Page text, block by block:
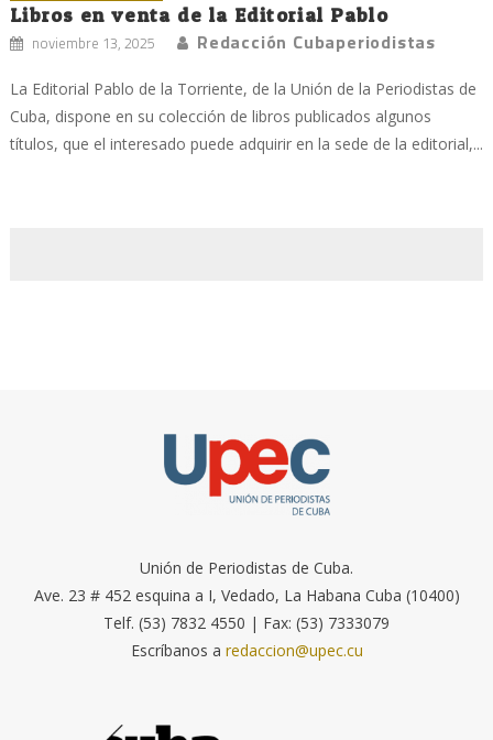
Libros en venta de la Editorial Pablo
noviembre 13, 2025 Redacción Cubaperiodistas
La Editorial Pablo de la Torriente, de la Unión de la Periodistas de
Cuba, dispone en su colección de libros publicados algunos
títulos, que el interesado puede adquirir en la sede de la editorial,...
Unión de Periodistas de Cuba.
Ave. 23 # 452 esquina a I, Vedado, La Habana Cuba (10400)
Telf. (53) 7832 4550 | Fax: (53) 7333079
Escríbanos a redaccion@upec.cu